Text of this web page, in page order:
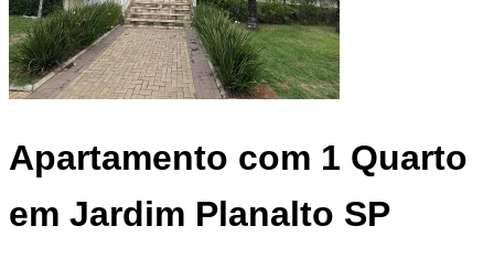
Apartamento com 1 Quarto
em Jardim Planalto SP